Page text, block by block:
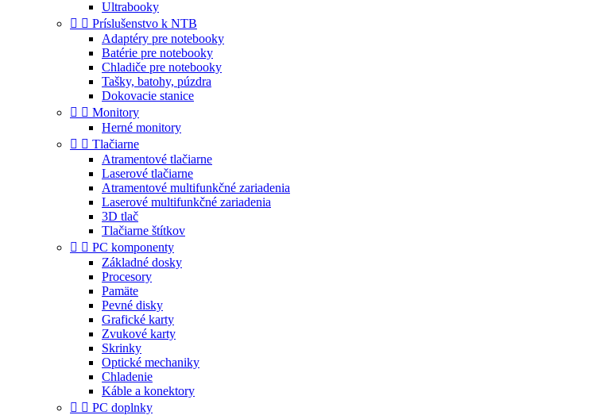
Ultrabooky
  Príslušenstvo k NTB
Adaptéry pre notebooky
Batérie pre notebooky
Chladiče pre notebooky
Tašky, batohy, púzdra
Dokovacie stanice
  Monitory
Herné monitory
  Tlačiarne
Atramentové tlačiarne
Laserové tlačiarne
Atramentové multifunkčné zariadenia
Laserové multifunkčné zariadenia
3D tlač
Tlačiarne štítkov
  PC komponenty
Základné dosky
Procesory
Pamäte
Pevné disky
Grafické karty
Zvukové karty
Skrinky
Optické mechaniky
Chladenie
Káble a konektory
  PC doplnky